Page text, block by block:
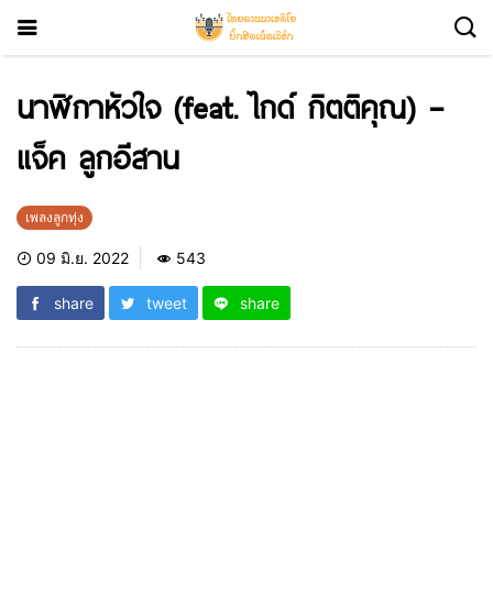
นาฬิกาหัวใจ (feat. ไกด์ กิตติคุณ) –
แจ็ค ลูกอีสาน
เพลงลูกทุ่ง
09 มิ.ย. 2022 543
share tweet share